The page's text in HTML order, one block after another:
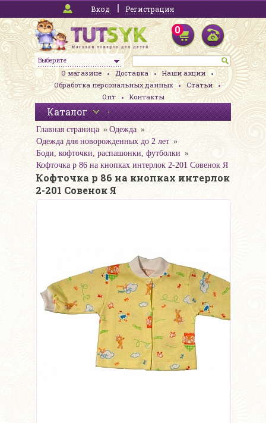
Вход Регистрация
Выберите
0
О магазине Доставка
Наши акции
Обработка персональных данных
Статьи
Опт
Контакты
Каталог
Главная страница
Одежда
Одежда для новорожденных до 2 лет
Боди, кофточки, распашонки, футболки
Кофточка р 86 на кнопках интерлок 2-201 Совенок Я
Кофточка р 86 на кнопках интерлок
2-201 Совенок Я